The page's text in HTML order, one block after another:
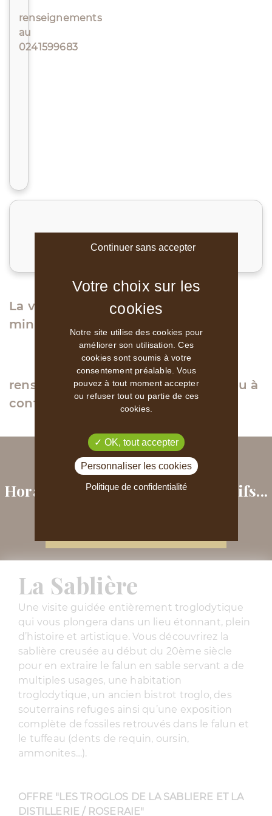
renseignements
au
0241599683
La visite guidée dure environ 50
minutes.
renseignements au 02 41 50 98 79 ou à
contacts@histoirederose.com.
PRÉPARER VOTRE VISITE
Horaires, plan, accessibilité, tarifs...
La Sablière
Une visite guidée entièrement troglodytique
qui vous plongera dans un lieu étonnant, plein
d’histoire et artistique. Vous découvrirez la
sablière creusée au début du 20ème siècle
pour en extraire le falun en sable servant a de
multiples usages, une habitation
troglodytique, un ancien bistrot troglo, des
souterrains refuges ainsi qu’une exposition
complète de fossiles retrouvés dans le falun et
le tuffeau (dents de requin, oursin,
ammonites…).
OFFRE "LES TROGLOS DE LA SABLIERE ET LA
DISTILLERIE / ROSERAIE"
Notre site utilise des cookies pour
améliorer son utilisation. Ces
cookies sont soumis à votre
consentement préalable. Vous
pouvez à tout moment accepter
ou refuser tout ou partie de ces
cookies.
OK, tout accepter
Continuer sans accepter
Personnaliser les cookies
Politique de confidentialité